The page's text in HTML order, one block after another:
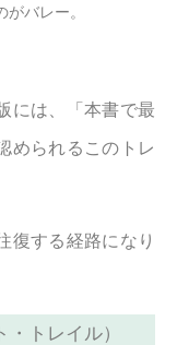
バレー。
には、「本書で最
められるこのトレ
復する経路になり
トレイル）